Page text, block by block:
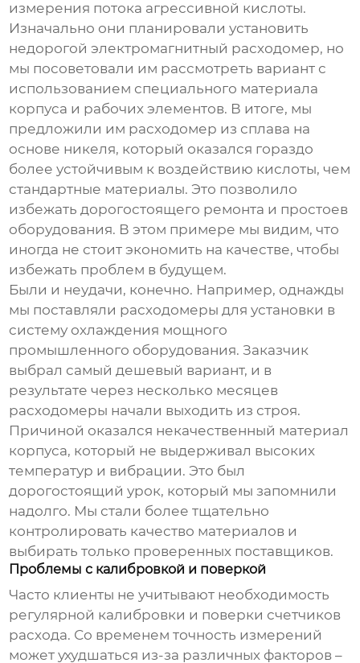
измерения потока агрессивной кислоты.
Изначально они планировали установить
недорогой электромагнитный расходомер, но
мы посоветовали им рассмотреть вариант с
использованием специального материала
корпуса и рабочих элементов. В итоге, мы
предложили им расходомер из сплава на
основе никеля, который оказался гораздо
более устойчивым к воздействию кислоты, чем
стандартные материалы. Это позволило
избежать дорогостоящего ремонта и простоев
оборудования. В этом примере мы видим, что
иногда не стоит экономить на качестве, чтобы
избежать проблем в будущем.
Были и неудачи, конечно. Например, однажды
мы поставляли расходомеры для установки в
систему охлаждения мощного
промышленного оборудования. Заказчик
выбрал самый дешевый вариант, и в
результате через несколько месяцев
расходомеры начали выходить из строя.
Причиной оказался некачественный материал
корпуса, который не выдерживал высоких
температур и вибрации. Это был
дорогостоящий урок, который мы запомнили
надолго. Мы стали более тщательно
контролировать качество материалов и
выбирать только проверенных поставщиков.
Проблемы с калибровкой и поверкой
Часто клиенты не учитывают необходимость
регулярной калибровки и поверки счетчиков
расхода. Со временем точность измерений
может ухудшаться из-за различных факторов –